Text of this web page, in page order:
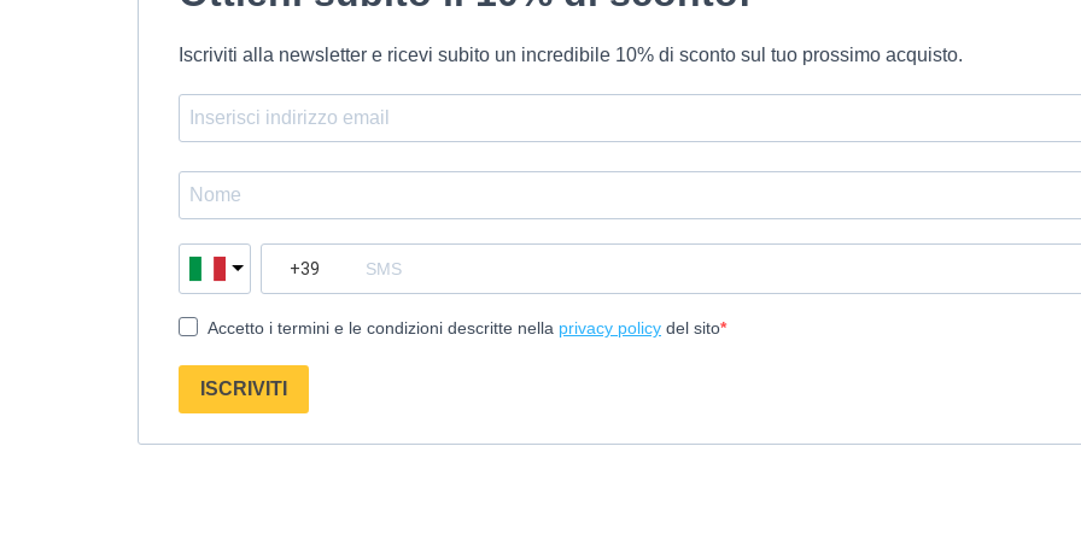
Iscriviti alla newsletter e ricevi subito un incredibile 10% di sconto sul tuo prossimo acquisto.
Accetto i termini e le condizioni descritte nella privacy policy del sito
ISCRIVITI